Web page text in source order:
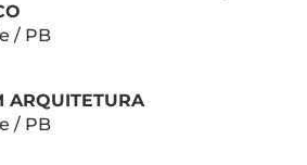
/ PB
ARQUITETURA
/ PB